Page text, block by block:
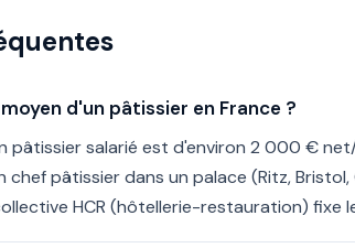
d'un pâtissier en France ?
pâtissier salarié est d'environ 2 000 €
chef pâtissier dans un palace (Ritz,
HCR (hôtellerie-restauration) fixe